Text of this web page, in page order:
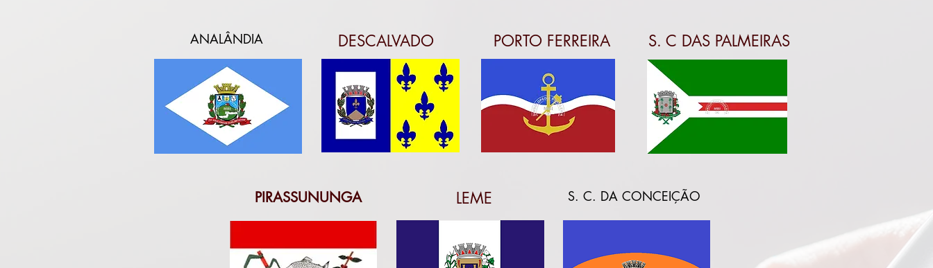
PORTO FERREIRA S. C DAS PALMEIRAS
DESCALVADO
ANALÂNDIA
PIRASSUNUNGA LEME S. C. DA CONCEIÇÃO